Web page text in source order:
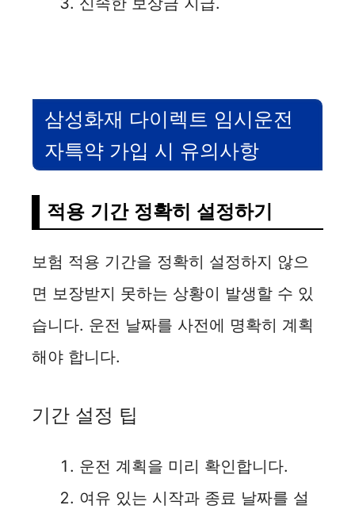
삼성화재 다이렉트 임시운전
자특약 가입 시 유의사항
적용 기간 정확히 설정하기
보험 적용 기간을 정확히 설정하지 않으
면 보장받지 못하는 상황이 발생할 수 있
습니다. 운전 날짜를 사전에 명확히 계획
해야 합니다.
기간 설정 팁
운전 계획을 미리 확인합니다.
여유 있는 시작과 종료 날짜를 설